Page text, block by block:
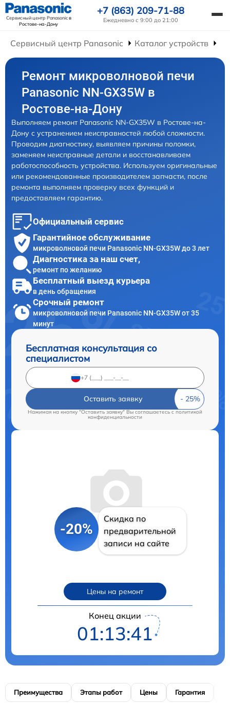
Сервисный центр Panasonicв
Ростове-на-Дону
+7 (863) 209-71-88
Ежедневно с 9:00 до 21:00
Сервисный центр Panasonic Каталог устройств
Ремонт микроволновой печи
Panasonic NN-GX35W в
Ростове-на-Дону
Выполняем ремонт Panasonic NN-GX35W в Ростове-на-
Дону с устранением неисправностей любой сложности.
Проводим диагностику, выявляем причины поломки,
заменяем неисправные детали и восстанавливаем
работоспособность устройства. Используем оригинальные
или рекомендованные производителем запчасти, после
ремонта выполняем проверку всех функций и
предоставляем гарантию.
Официальный сервис
Гарантийное обслуживание
микроволновой печи Panasonic NN-GX35W до 3 лет
Диагностика за наш счет,
ремонт по желанию
Бесплатный выезд курьера
в день обращения
Срочный ремонт
микроволновой печи Panasonic NN-GX35W от 35
минут
Бесплатная консультация со
специалистом
Оставить заявку
Нажимая на кнопку "Оставить заявку" Вы соглашаетесь cполитикой
конфиденциальности
-20%
Скидка по
предварительной
записи на сайте
Цены на ремонт
Конец акции
01:13:41
Преимущества Этапы работ Цены Гарантия